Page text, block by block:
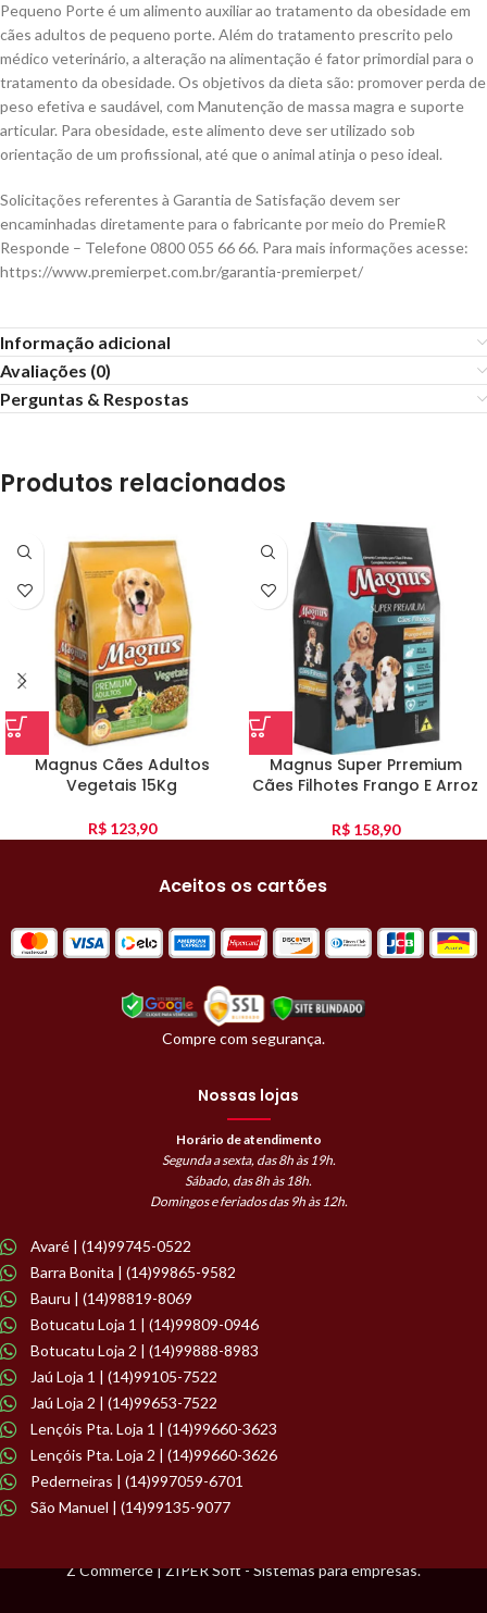
Pequeno Porte é um alimento auxiliar ao tratamento da obesidade em
cães adultos de pequeno porte. Além do tratamento prescrito pelo
médico veterinário, a alteração na alimentação é fator primordial para o
tratamento da obesidade. Os objetivos da dieta são: promover perda de
peso efetiva e saudável, com Manutenção de massa magra e suporte
articular. Para obesidade, este alimento deve ser utilizado sob
orientação de um profissional, até que o animal atinja o peso ideal.
Solicitações referentes à Garantia de Satisfação devem ser
encaminhadas diretamente para o fabricante por meio do PremieR
Responde – Telefone 0800 055 66 66. Para mais informações acesse:
https://www.premierpet.com.br/garantia-premierpet/
Informação adicional
Avaliações (0)
Perguntas & Respostas
Produtos relacionados
Magnus Cães Adultos
Vegetais 15Kg
R$123,90
Magnus Super Prremium
Cães Filhotes Frango E Arroz
R$158,90
Aceitos os cartões
Compre com segurança.
Nossas lojas
Horário de atendimento
Segunda a sexta, das 8h às 19h.
Sábado, das 8h às 18h.
Domingos e feriados das 9h às 12h.
Avaré | (14)99745-0522
Barra Bonita | (14)99865-9582
Bauru | (14)98819-8069
Botucatu Loja 1 | (14)99809-0946
Botucatu Loja 2 | (14)99888-8983
Jaú Loja 1 | (14)99105-7522
Jaú Loja 2 | (14)99653-7522
Lençóis Pta. Loja 1 | (14)99660-3623
Lençóis Pta. Loja 2 | (14)99660-3626
Pederneiras | (14)997059-6701
São Manuel | (14)99135-9077
Z Commerce | ZIPER Soft - Sistemas para empresas.